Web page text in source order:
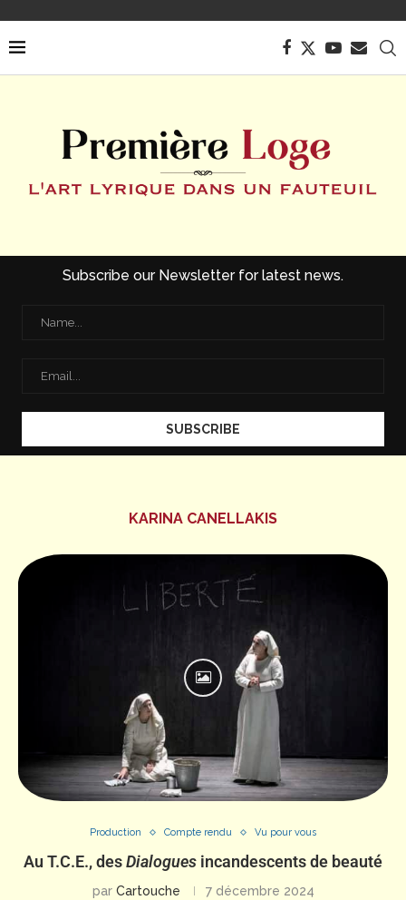
Subscribe our Newsletter for latest news.
KARINA CANELLAKIS
Production Compte rendu Vu pour vous
Au T.C.E., desDialogues incandescents de beauté
par Cartouche 7 décembre 2024